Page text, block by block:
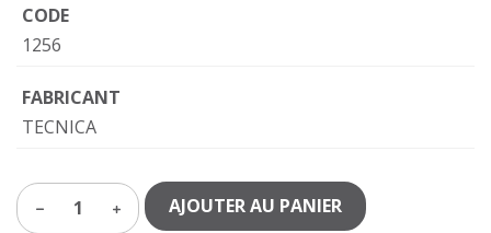
CODE
1256
FABRICANT
TECNICA
1 AJOUTER AU PANIER